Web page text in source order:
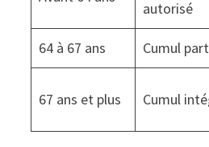
autorisé
64 à 67 ans Cumul
67 ans et plus Cumul